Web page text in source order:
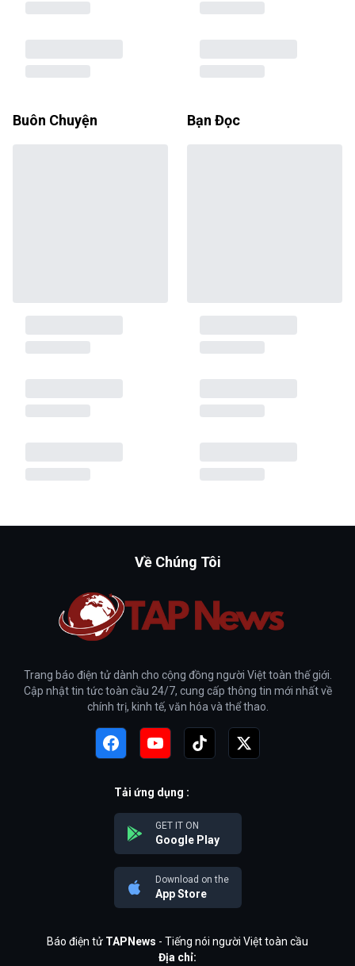
Buôn Chuyện Bạn Đọc
Về Chúng Tôi
Trang báo điện tử dành cho cộng đồng người Việt toàn thế giới.
Cập nhật tin tức toàn cầu 24/7, cung cấp thông tin mới nhất về
chính trị, kinh tế, văn hóa và thể thao.
Tải ứng dụng :
GET IT ON
Google Play
Download on the
App Store
Báo điện tử TAPNews - Tiếng nói người Việt toàn cầu
Địa chỉ: